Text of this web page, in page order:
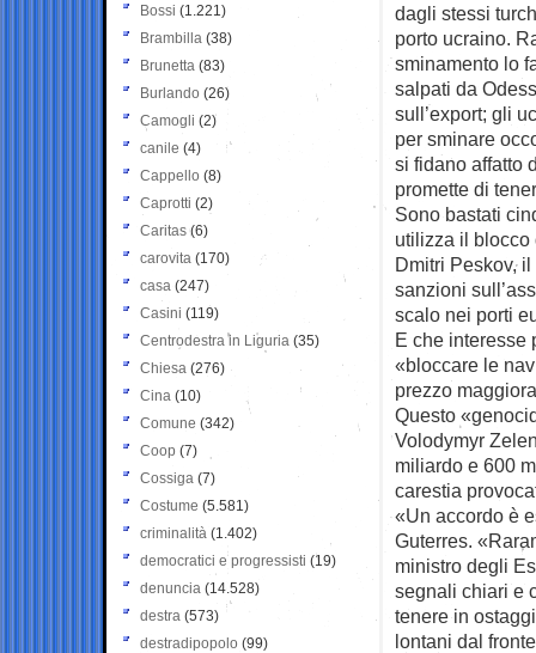
dagli stessi
porto ucraino.
sminamento lo
salpati da
sull’export; gli
per sminare
si fidano affatto
promette di
Sono bastati
utilizza il blocco
Dmitri Peskov,
sanzioni
scalo nei porti
E che interesse
«bloccare le
prezzo
Questo
Volodymyr
miliardo e 600
carestia
«Un accordo è
Guterres.
ministro degli
segnali chiari e
tenere in
lontani dal
Bossi (1.221)
Brambilla (38)
Brunetta (83)
Burlando (26)
Camogli (2)
canile (4)
Cappello (8)
Caprotti (2)
Caritas (6)
carovita (170)
casa (247)
Casini (119)
Centrodestra in Liguria (35)
Chiesa (276)
Cina (10)
Comune (342)
Coop (7)
Cossiga (7)
Costume (5.581)
criminalità (1.402)
democratici e progressisti (19)
denuncia (14.528)
destra (573)
destradipopolo (99)